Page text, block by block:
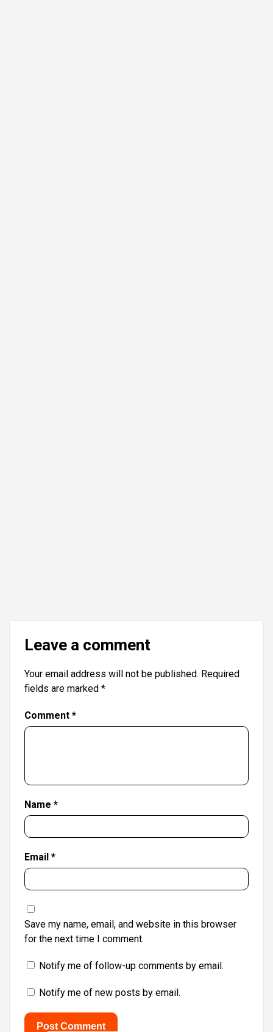
Leave a comment
Your email address will not be published. Required
fields are marked *
Comment *
Name *
Email *
Save my name, email, and website in this browser
for the next time I comment.
Notify me of follow-up comments by email.
Notify me of new posts by email.